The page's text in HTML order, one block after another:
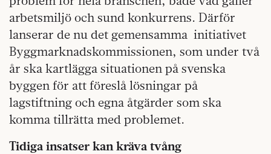
arbetsmiljö och sund konkurrens. Därför
lanserar de nu det gemensamma initiativet
Byggmarknadskommissionen, som under två
år ska kartlägga situationen på svenska
byggen för att föreslå lösningar på
lagstiftning och egna åtgärder som ska
komma tillrätta med problemet.
Tidiga insatser kan kräva tvång